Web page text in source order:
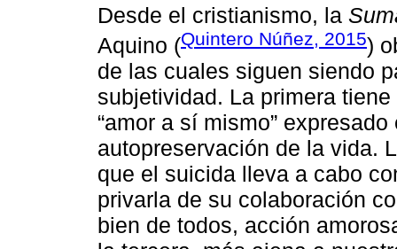
Desde el cristianismo, la
Aquino (Quintero Núñez, 2015)
de las cuales siguen siendo
subjetividad. La primera
“amor a sí mismo”
autopreservación de la vida.
que el suicida lleva a cabo
privarla de su colaboración
bien de todos, acción